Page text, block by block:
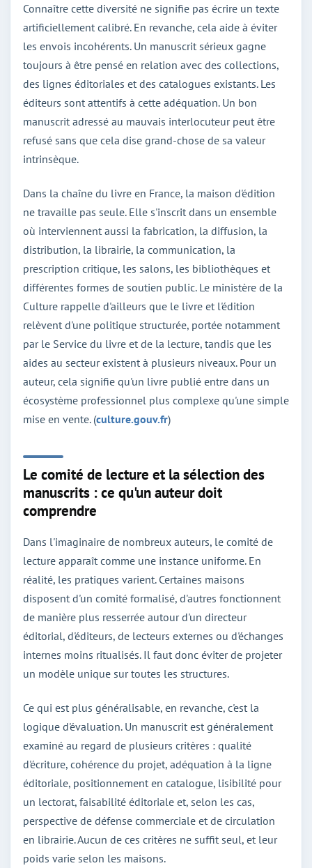
Connaître cette diversité ne signifie pas écrire un texte
artificiellement calibré. En revanche, cela aide à éviter
les envois incohérents. Un manuscrit sérieux gagne
toujours à être pensé en relation avec des collections,
des lignes éditoriales et des catalogues existants. Les
éditeurs sont attentifs à cette adéquation. Un bon
manuscrit adressé au mauvais interlocuteur peut être
refusé sans que cela dise grand-chose de sa valeur
intrinsèque.
Dans la chaîne du livre en France, la maison d'édition
ne travaille pas seule. Elle s'inscrit dans un ensemble
où interviennent aussi la fabrication, la diffusion, la
distribution, la librairie, la communication, la
prescription critique, les salons, les bibliothèques et
différentes formes de soutien public. Le ministère de la
Culture rappelle d'ailleurs que le livre et l'édition
relèvent d'une politique structurée, portée notamment
par le Service du livre et de la lecture, tandis que les
aides au secteur existent à plusieurs niveaux. Pour un
auteur, cela signifie qu'un livre publié entre dans un
écosystème professionnel plus complexe qu'une simple
mise en vente. (culture.gouv.fr)
Le comité de lecture et la sélection des
manuscrits : ce qu'un auteur doit
comprendre
Dans l'imaginaire de nombreux auteurs, le comité de
lecture apparaît comme une instance uniforme. En
réalité, les pratiques varient. Certaines maisons
disposent d'un comité formalisé, d'autres fonctionnent
de manière plus resserrée autour d'un directeur
éditorial, d'éditeurs, de lecteurs externes ou d'échanges
internes moins ritualisés. Il faut donc éviter de projeter
un modèle unique sur toutes les structures.
Ce qui est plus généralisable, en revanche, c'est la
logique d'évaluation. Un manuscrit est généralement
examiné au regard de plusieurs critères : qualité
d'écriture, cohérence du projet, adéquation à la ligne
éditoriale, positionnement en catalogue, lisibilité pour
un lectorat, faisabilité éditoriale et, selon les cas,
perspective de défense commerciale et de circulation
en librairie. Aucun de ces critères ne suffit seul, et leur
poids varie selon les maisons.